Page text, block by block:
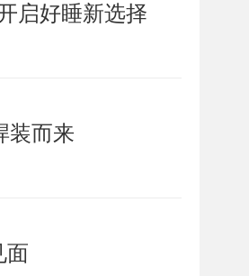
启好睡新选择
装而来
面